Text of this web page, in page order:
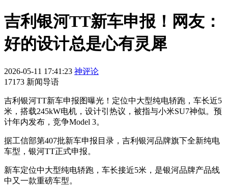
吉利银河TT新车申报！网友：
好的设计总是心有灵犀
2026-05-11 17:41:23 神评论
17173 新闻导语
吉利银河TT新车申报图曝光！定位中大型纯电轿跑，车长近5
米，搭载245kW电机，设计引热议，被指与小米SU7神似。预
计年内发布，竞争Model 3。
据工信部第407批新车申报目录，吉利银河品牌旗下全新纯电
车型，银河TT正式申报。
新车定位中大型纯电轿跑，车长接近5米，是银河品牌产品线
中又一款重磅车型。